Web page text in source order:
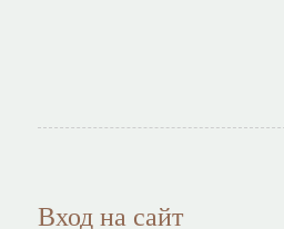
Вход на сайт